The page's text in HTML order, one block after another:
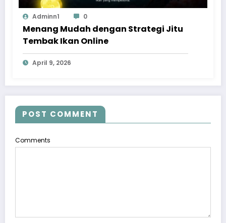
Adminn1 0
Menang Mudah dengan Strategi Jitu
Tembak Ikan Online
April 9, 2026
POST COMMENT
Comments